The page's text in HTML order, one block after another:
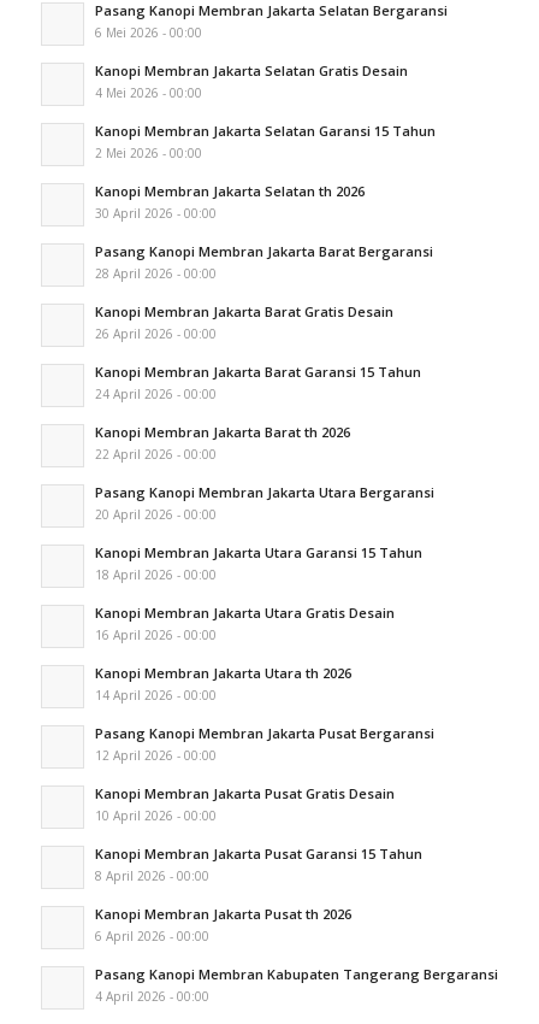
Pasang Kanopi Membran Jakarta Selatan Bergaransi
6 Mei 2026 - 00:00
Kanopi Membran Jakarta Selatan Gratis Desain
4 Mei 2026 - 00:00
Kanopi Membran Jakarta Selatan Garansi 15 Tahun
2 Mei 2026 - 00:00
Kanopi Membran Jakarta Selatan th 2026
30 April 2026 - 00:00
Pasang Kanopi Membran Jakarta Barat Bergaransi
28 April 2026 - 00:00
Kanopi Membran Jakarta Barat Gratis Desain
26 April 2026 - 00:00
Kanopi Membran Jakarta Barat Garansi 15 Tahun
24 April 2026 - 00:00
Kanopi Membran Jakarta Barat th 2026
22 April 2026 - 00:00
Pasang Kanopi Membran Jakarta Utara Bergaransi
20 April 2026 - 00:00
Kanopi Membran Jakarta Utara Garansi 15 Tahun
18 April 2026 - 00:00
Kanopi Membran Jakarta Utara Gratis Desain
16 April 2026 - 00:00
Kanopi Membran Jakarta Utara th 2026
14 April 2026 - 00:00
Pasang Kanopi Membran Jakarta Pusat Bergaransi
12 April 2026 - 00:00
Kanopi Membran Jakarta Pusat Gratis Desain
10 April 2026 - 00:00
Kanopi Membran Jakarta Pusat Garansi 15 Tahun
8 April 2026 - 00:00
Kanopi Membran Jakarta Pusat th 2026
6 April 2026 - 00:00
Pasang Kanopi Membran Kabupaten Tangerang Bergaransi
4 April 2026 - 00:00